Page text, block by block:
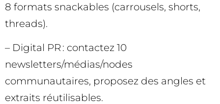
8 formats snackables (carrousels, shorts,
threads).
– Digital PR : contactez 10
newsletters/médias/nodes
communautaires, proposez des angles et
extraits réutilisables.